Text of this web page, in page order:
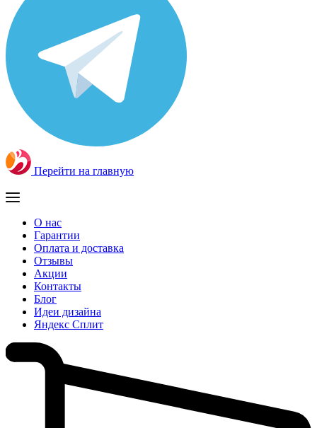
Перейти на главную
О нас
Гарантии
Оплата и доставка
Отзывы
Акции
Контакты
Блог
Идеи дизайна
Яндекс Сплит